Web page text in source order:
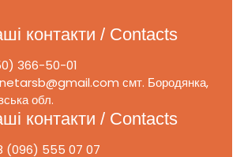
контакти / Contacts
366-50-01
смт. Бородянка,
обл.
контакти / Contacts
(096) 555 07 07